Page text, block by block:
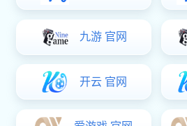
数字孪生试验
构建装备全生命周期
当前位置：亿万28 亿万